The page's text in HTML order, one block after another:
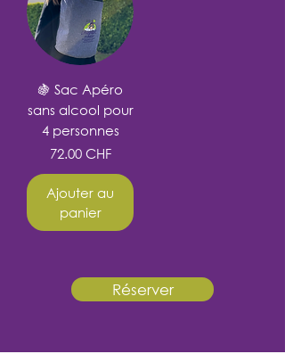
🍇 Sac Apéro
sans alcool pour
4 personnes
Prix
72.00 CHF
Ajouter au
panier
Réserver